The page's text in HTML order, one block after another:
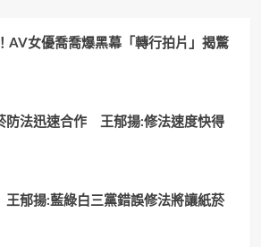
AV女優喬喬爆黑幕「轉行拍片」揭驚
防法迅速合作 王郁揚:修法速度快得
郁揚:藍綠白三黨錯誤修法將讓紙菸